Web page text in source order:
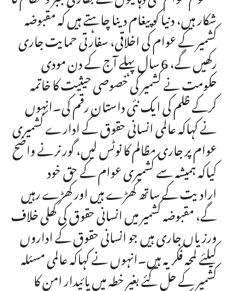
شکار ہیں، دنیا کو پیغام دینا چاہتے ہیں کہ مقبوضہ
کشمیر کے عوام کی اخلاقی، سفارتی حمایت جاری
رکھیں گے، 6 سال پہلے آج کے دن مودی
حکومت نے کشمیر کی خصوصی حیثیت کا خاتمہ
کرکے ظلم کی ایک نئی داستان رقم کی۔انہوں
نے کہاکہ عالمی انسانی حقوق کے ادارے کشمیری
عوام پر جاری مظالم کا نوٹس لیں، گورنرنے واضح
کیاکہ ہمیشہ سے کشمیری عوام کے حق خود
ارادیت کے ساتھ کھڑے ہیں اور کھڑے رہیں
گے، مقبوضہ کشمیر میں انسانی حقوق کی کھلی خلاف
ورزیاں جاری ہیں جو انسانی حقوق کے اداروں
کیلئے لمحہ فکریہ ہیں۔انہوں نے کہاکہ عالمی مسئلہ
کشمیر کے حل کئے بغیر خطہ میں پائیدار امن کا